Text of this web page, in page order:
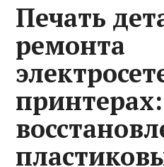
Печать
ремонта